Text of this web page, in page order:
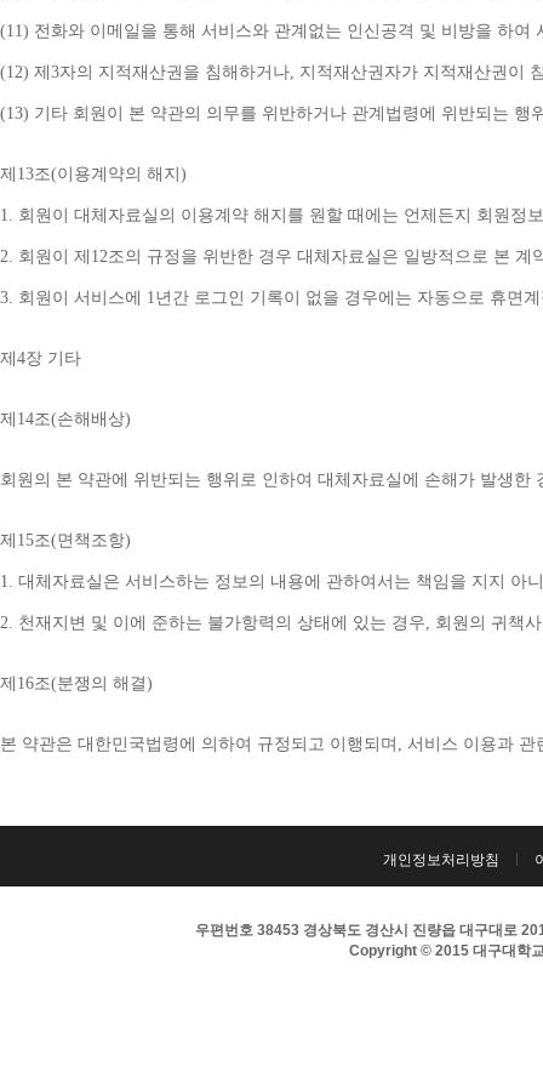
(11) 전화와 이메일을 통해 서비스와 관계없는 인신공격 및 비방을 하여
(12) 제 3자의 지적재산권을 침해하거나, 지적재산권자가 지적재산권이
(13) 기타 회원이 본 약관의 의무를 위반하거나 관계법령에 위반되는 행
제 13조(이용계약의 해지 )
1. 회원이 대체자료실의 이용계약 해지를 원할 때에는 언제든지 회원정
2. 회원이 제 12조의 규정을 위반한 경우 대체자료실은 일방적으로 본 계
3. 회원이 서비스에 1년간 로그인 기록이 없을 경우에는 자동으로 휴면
제 4장 기타
제 14조(손해배상)
회원의 본 약관에 위반되는 행위로 인하여 대체자료실에 손해가 발생한
제 15조(면책조항)
1. 대체자료실은 서비스하는 정보의 내용에 관하여서는 책임을 지지 아
2. 천재지변 및 이에 준하는 불가항력의 상태에 있는 경우, 회원의 귀책
제 16조(분쟁의 해결)
본 약관은 대한민국법령에 의하여 규정되고 이행되며 , 서비스 이용과 관
개인정보처리방침
우편번호 38453 경상북도 경산시 진량읍 대구대로
Copyright © 2015 대구대학